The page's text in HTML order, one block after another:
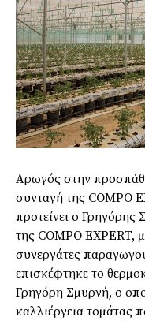
Αρωγός στην
συνταγή της COMPO
προτείνει ο
της COMPO EXPERT,
συνεργάτες
επισκέφτηκε το
Γρηγόρη Σµυρνή, ο
καλλιέργεια τοµάτας